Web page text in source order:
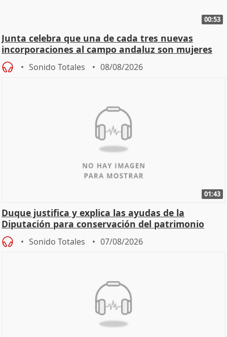
00:53
Junta celebra que una de cada tres nuevas
incorporaciones al campo andaluz son mujeres
jóvenes
Sonido Totales 08/08/2026
01:43
Duque justifica y explica las ayudas de la
Diputación para conservación del patrimonio
Sonido Totales 07/08/2026